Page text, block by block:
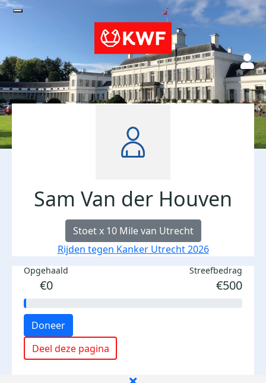
Sam Van der Houven
Stoet x 10 Mile van Utrecht
Rijden tegen Kanker Utrecht 2026
Opgehaald
€0
Streefbedrag
€500
Doneer
Deel deze pagina